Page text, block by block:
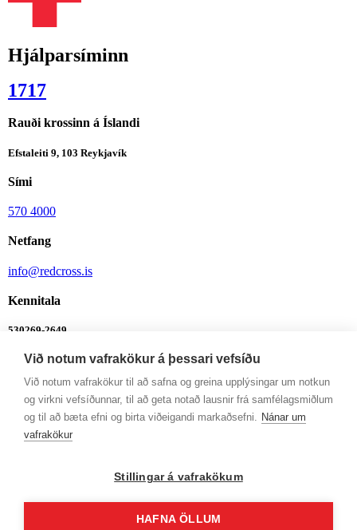
Hjálparsíminn
1717
Rauði krossinn á Íslandi
Efstaleiti 9, 103 Reykjavík
Sími
570 4000
Netfang
info@redcross.is
Kennitala
530269-2649
Bankanúmer
0342-26-555
Ábendingalína
Mán-Fim: 9-12 og 13-16
Við notum vafrakökur á þessari vefsíðu
Við notum vafrakökur til að safna og greina upplýsingar um notkun
og virkni vefsíðunnar, til að geta notað lausnir frá samfélagsmiðlum
og til að bæta efni og birta viðeigandi markaðsefni. Nánar um
vafrakökur
Stillingar á vafrakökum
HAFNA ÖLLUM